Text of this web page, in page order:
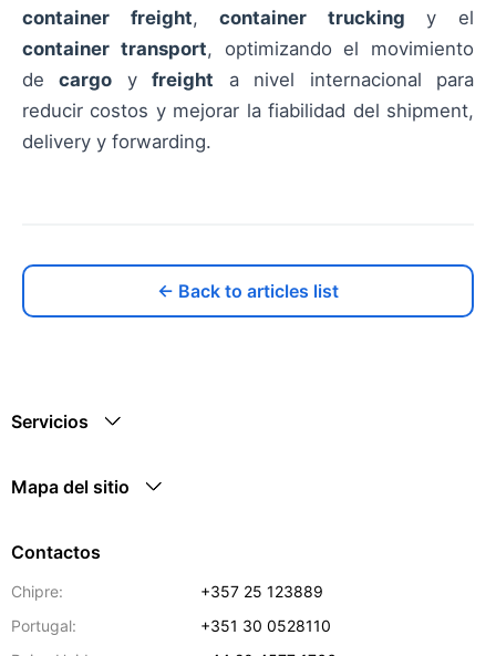
container freight,container trucking y el
container transport, optimizando el movimiento
decargo yfreight a nivel internacional para
reducir costos y mejorar la fiabilidad del shipment,
delivery y forwarding.
← Back to articles list
Servicios
Mapa del sitio
Contactos
Chipre:
+357 25 123889
Portugal:
+351 30 0528110